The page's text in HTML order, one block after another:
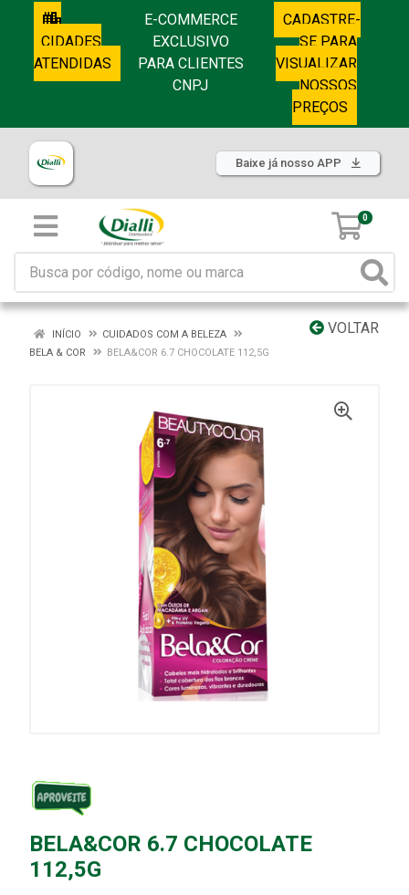
CIDADES
ATENDIDAS
E-COMMERCE
EXCLUSIVO
PARA CLIENTES
CNPJ
CADASTRE-
SE PARA
VISUALIZAR
NOSSOS
PREÇOS
Baixe já nosso APP
0
VOLTAR
INÍCIO
CUIDADOS COM A BELEZA
BELA & COR
BELA&COR 6.7 CHOCOLATE 112,5G
BELA&COR 6.7 CHOCOLATE
112,5G